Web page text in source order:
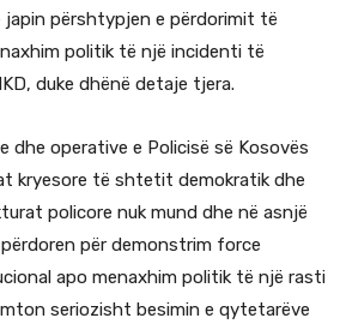
përshtypjen e përdorimit të
politik të një incidenti të
duke dhënë detaje tjera.
dhe operative e Policisë së Kosovës
kryesore të shtetit demokratik dhe
policore nuk mund dhe në asnjë
për demonstrim force
apo menaxhim politik të një rasti
seriozisht besimin e qytetarëve